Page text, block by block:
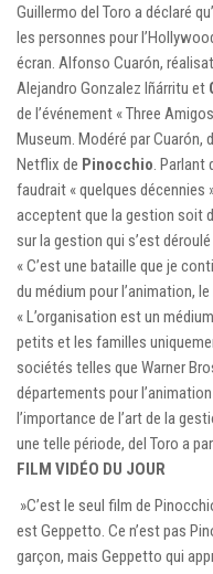
Guillermo del Toro a déclaré
les personnes pour
écran. Alfonso Cuarón,
Alejandro Gonzalez Iñárritu et
de l’événement « Three
Museum. Modéré par Cuarón,
Netflix de Pinocchio. Parlant
faudrait « quelques décennies
acceptent que la gestion soit
sur la gestion qui s’est
« C’est une bataille que je
du médium pour l’animation,
« L’organisation est un
petits et les familles
sociétés telles que Warner
départements pour
l’importance de l’art de la
une telle période, del Toro a
FILM VIDÉO DU JOUR
»C’est le seul film de
est Geppetto. Ce n’est pas
garçon, mais Geppetto qui